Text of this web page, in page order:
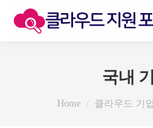
국내
You are here:
Home 클라우드 기